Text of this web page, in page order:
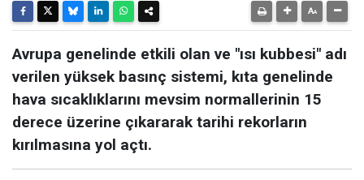
Avrupa genelinde etkili olan ve "ısı kubbesi" adı
verilen yüksek basınç sistemi, kıta genelinde
hava sıcaklıklarını mevsim normallerinin 15
derece üzerine çıkararak tarihi rekorların
kırılmasına yol açtı.